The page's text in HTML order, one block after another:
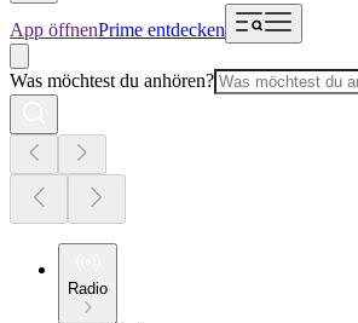
App öffnenPrime entdecken
Was möchtest du anhören?
Radio